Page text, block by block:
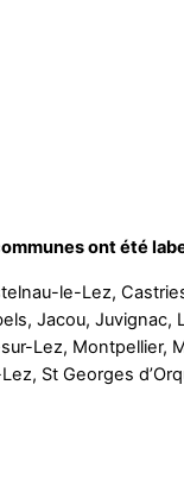
ont été
le-Lez,
Jacou, Juvignac,
Lez, Montpellier,
St Georges